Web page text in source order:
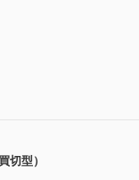
切型）